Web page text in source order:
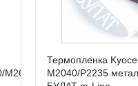
M2635/M2640/M2735
Термопленка
M2040/P2235